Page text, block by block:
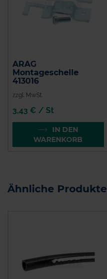
ARAG
Montageschelle
413016
zzgl. MwSt.
3,43 € / St
IN DEN
WARENKORB
Ähnliche Produkte